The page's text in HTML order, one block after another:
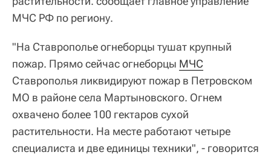
МЧС РФ по региону.
"На Ставрополье огнеборцы тушат крупный
пожар. Прямо сейчас огнеборцы МЧС
Ставрополья ликвидируют пожар в Петровском
МО в районе села Мартыновского. Огнем
охвачено более 100 гектаров сухой
растительности. На месте работают четыре
специалиста и две единицы техники", - говорится